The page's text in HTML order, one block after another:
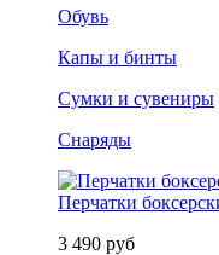
Обувь
Капы и бинты
Сумки и сувениры
Снаряды
Перчатки
3 490 руб